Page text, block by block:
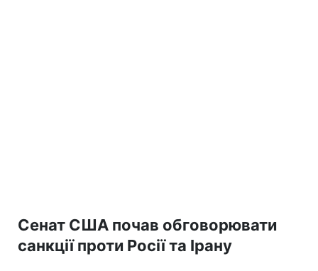
Сенат США почав обговорювати
санкції проти Росії та Ірану